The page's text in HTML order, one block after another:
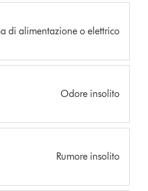
di alimentazione o elettrico
Odore insolito
Rumore insolito